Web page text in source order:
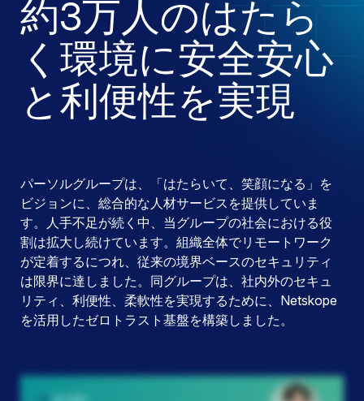
約3万人のはたら
く環境に安全安心
と利便性を実現
パーソルグループは、「はたらいて、笑顔になる」を
ビジョンに、総合的な人材サービスを提供していま
す。人手不足が続く中、当グループの社会における役
割は拡大し続けています。組織全体でリモートワーク
が定着するにつれ、従来の境界ベースのセキュリティ
は限界に達しました。同グループは、社内外のセキュ
リティ、利便性、柔軟性を実現するために、Netskope
を活用したゼロトラスト基盤を構築しました。